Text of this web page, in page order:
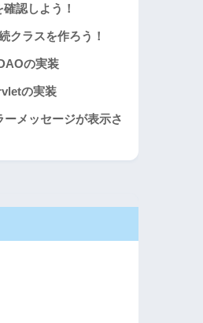
認しよう！
クラスを作ろう！
の実装
の実装
メッセージが表示さ